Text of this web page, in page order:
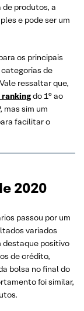
produtos, a
e pode ser um
os principais
de
ressaltar que,
rankingdo 1° ao
mas sim um
facilitar o
2020
passou por um
variados
destaque positivo
de crédito,
bolsa no final do
foi similar,